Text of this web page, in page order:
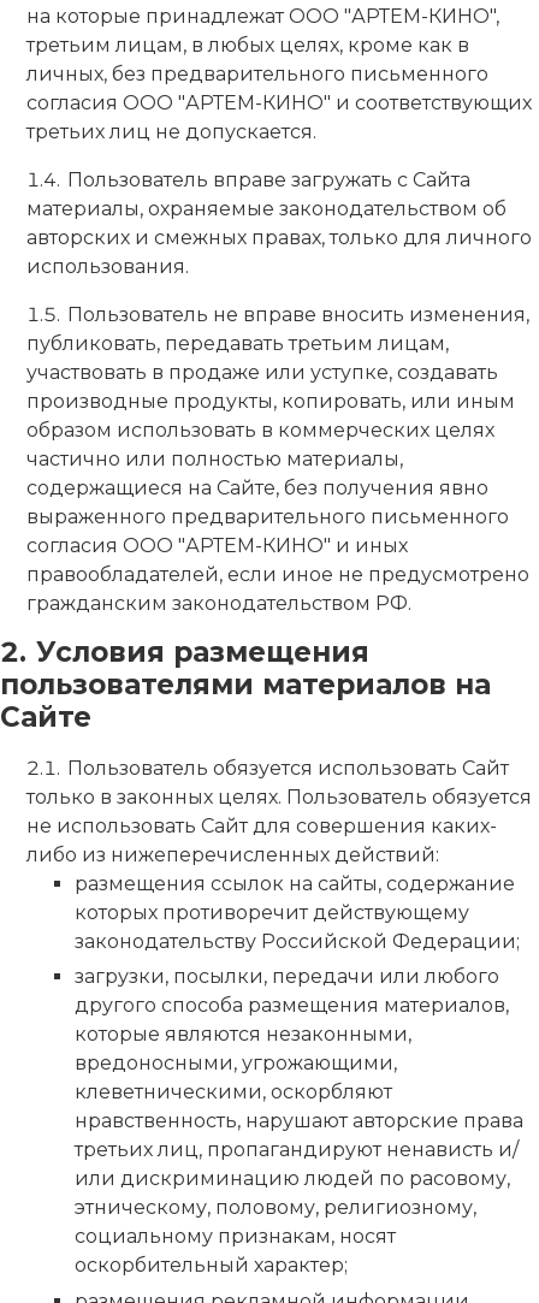
на которые принадлежат ООО "АРТЕМ-КИНО",
третьим лицам, в любых целях, кроме как в
личных, без предварительного письменного
согласия ООО "АРТЕМ-КИНО" и соответствующих
третьих лиц не допускается.
Пользователь вправе загружать с Сайта
материалы, охраняемые законодательством об
авторских и смежных правах, только для личного
использования.
Пользователь не вправе вносить изменения,
публиковать, передавать третьим лицам,
участвовать в продаже или уступке, создавать
производные продукты, копировать, или иным
образом использовать в коммерческих целях
частично или полностью материалы,
содержащиеся на Сайте, без получения явно
выраженного предварительного письменного
согласия ООО "АРТЕМ-КИНО" и иных
правообладателей, если иное не предусмотрено
гражданским законодательством РФ.
Условия размещения
пользователями материалов на
Сайте
Пользователь обязуется использовать Сайт
только в законных целях. Пользователь обязуется
не использовать Сайт для совершения каких-
либо из нижеперечисленных действий:
размещения ссылок на сайты, содержание
которых противоречит действующему
законодательству Российской Федерации;
загрузки, посылки, передачи или любого
другого способа размещения материалов,
которые являются незаконными,
вредоносными, угрожающими,
клеветническими, оскорбляют
нравственность, нарушают авторские права
третьих лиц, пропагандируют ненависть и/
или дискриминацию людей по расовому,
этническому, половому, религиозному,
социальному признакам, носят
оскорбительный характер;